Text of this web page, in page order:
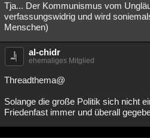
Tja... Der Kommunismus vom
verfassungswidrig und wird
Menschen)
al-chidr
ehemaliges Mitglied
Threadthema@
Solange die große Politik sich nicht
Friedenfast immer und überall